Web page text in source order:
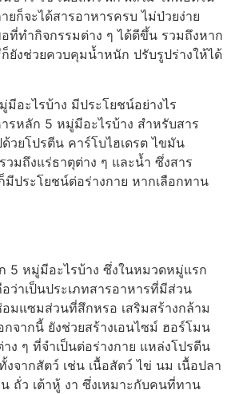
ยก็จะได้สารอาหารครบ ไม่ป่วยง่าย
ที่ทำกิจกรรมต่าง ๆ ได้ดีขึ้น รวมถึงหาก
ยังช่วยควบคุมน้ำหนัก ปรับรูปร่างให้ได้
อะไรบ้าง มีประโยชน์อย่างไร
รหลัก 5 หมู่มีอะไรบ้าง สำหรับสาร
วยโปรตีน คาร์โบไฮเดรต ไขมัน
วมถึงแร่ธาตุต่าง ๆ และน้ำ ซึ่งสาร
ประโยชน์ต่อร่างกาย หากเลือกทาน
5 หมู่มีอะไรบ้าง ซึ่งในหมวดหมู่แรก
ว่าเป็นประเภทสารอาหารที่มีส่วน
มแซมส่วนที่สึกหรอ เสริมสร้างกล้าม
กจากนี้ ยังช่วยสร้างเอนไซม์ ฮอร์โมน
ง ๆ ที่จำเป็นต่อร่างกาย แหล่งโปรตีน
งจากสัตว์ เช่น เนื้อสัตว์ ไข่ นม เนื้อปลา
ถั่ว เต้าหู้ งา ซึ่งเหมาะกับคนที่ทาน